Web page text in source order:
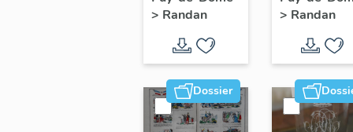
> Randan
> Randan
Dossier